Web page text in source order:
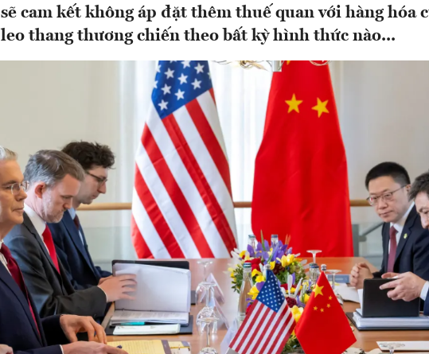
sẽ cam kết không áp đặt thêm thuế quan với hàng hóa
leo thang thương chiến theo bất kỳ hình thức nào...